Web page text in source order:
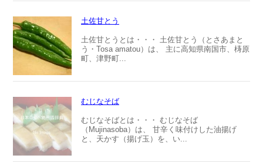
土佐甘とう
土佐甘とうとは・・・ 土佐甘とう（とさあまと
う・Tosa amatou）は、 主に高知県南国市、梼原
町、津野町...
むじなそば
むじなそばとは・・・ むじなそば
（Mujinasoba）は、 甘辛く味付けした油揚げ
と、天かす（揚げ玉）を、い...